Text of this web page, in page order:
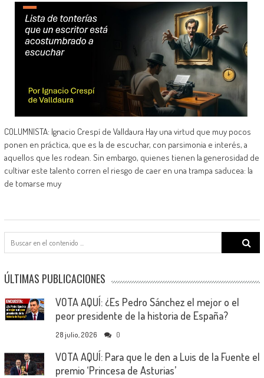
COLUMNISTA: Ignacio Crespí de Valldaura Hay una virtud que muy pocos
ponen en práctica, que es la de escuchar, con parsimonia e interés, a
aquellos que les rodean. Sin embargo, quienes tienen la generosidad de
cultivar este talento corren el riesgo de caer en una trampa saducea: la
de tomarse muy
Search
for:
ÚLTIMAS PUBLICACIONES
VOTA AQUÍ: ¿Es Pedro Sánchez el mejor o el
peor presidente de la historia de España?
28 julio, 2026 0
VOTA AQUÍ: Para que le den a Luis de la Fuente el
premio ‘Princesa de Asturias’